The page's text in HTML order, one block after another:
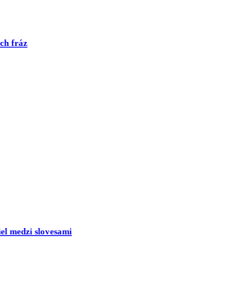
fráz
medzi slovesami